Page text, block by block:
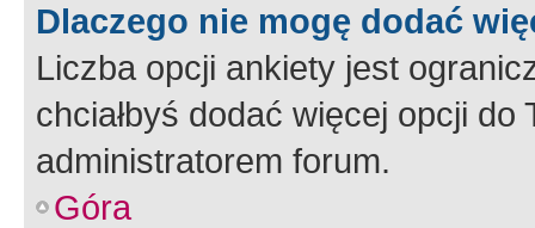
Dlaczego nie mogę dodać
Liczba opcji ankiety jest
chciałbyś dodać więcej opcji
administratorem forum.
Góra